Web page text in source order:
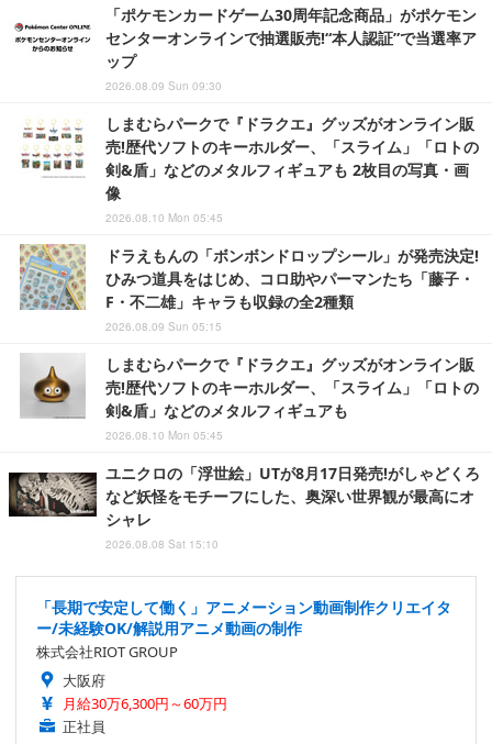
「ポケモンカードゲーム30周年記念商品」がポケモン
センターオンラインで抽選販売!“本人認証”で当選率ア
ップ
2026.08.09 Sun 09:30
しまむらパークで『ドラクエ』グッズがオンライン販
売!歴代ソフトのキーホルダー、「スライム」「ロトの
剣&盾」などのメタルフィギュアも 2枚目の写真・画
像
2026.08.10 Mon 05:45
ドラえもんの「ボンボンドロップシール」が発売決定!
ひみつ道具をはじめ、コロ助やパーマンたち「藤子・
F・不二雄」キャラも収録の全2種類
2026.08.09 Sun 05:15
しまむらパークで『ドラクエ』グッズがオンライン販
売!歴代ソフトのキーホルダー、「スライム」「ロトの
剣&盾」などのメタルフィギュアも
2026.08.10 Mon 05:45
ユニクロの「浮世絵」UTが8月17日発売!がしゃどくろ
など妖怪をモチーフにした、奥深い世界観が最高にオ
シャレ
2026.08.08 Sat 15:10
「長期で安定して働く」アニメーション動画制作クリエイタ
ー/未経験OK/解説用アニメ動画の制作
株式会社RIOT GROUP
大阪府
月給30万6,300円～60万円
正社員